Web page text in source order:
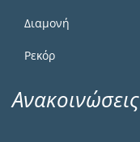
Διαμονή
Ρεκόρ
Ανακοινώσεις